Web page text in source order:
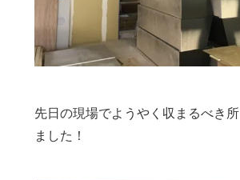
先日の現場でようやく収まるべき
ました！